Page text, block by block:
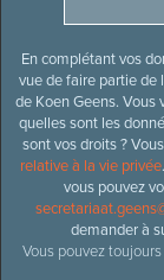
En complétant vos
vue de faire partie de
de Koen Geens. Vous
quelles sont les
sont vos droits ?
relative à la vie privée
vous pouvez
demander à
Vous pouvez